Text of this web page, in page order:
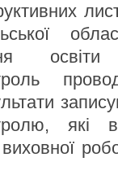
які